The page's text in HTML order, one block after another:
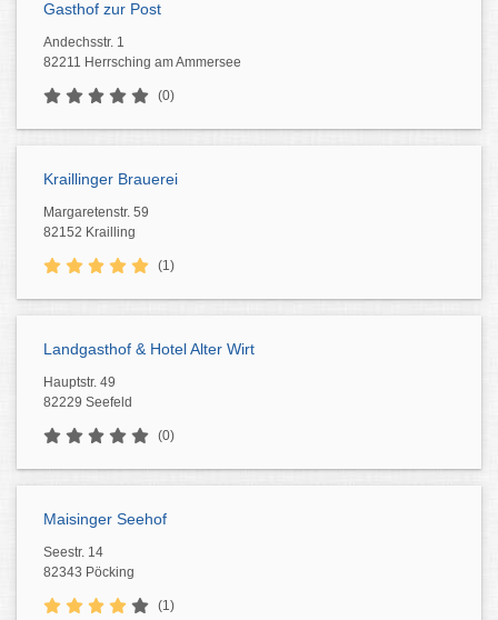
Gasthof zur Post
Andechsstr. 1
82211 Herrsching am Ammersee
(0)
Kraillinger Brauerei
Margaretenstr. 59
82152 Krailling
(1)
Landgasthof & Hotel Alter Wirt
Hauptstr. 49
82229 Seefeld
(0)
Maisinger Seehof
Seestr. 14
82343 Pöcking
(1)